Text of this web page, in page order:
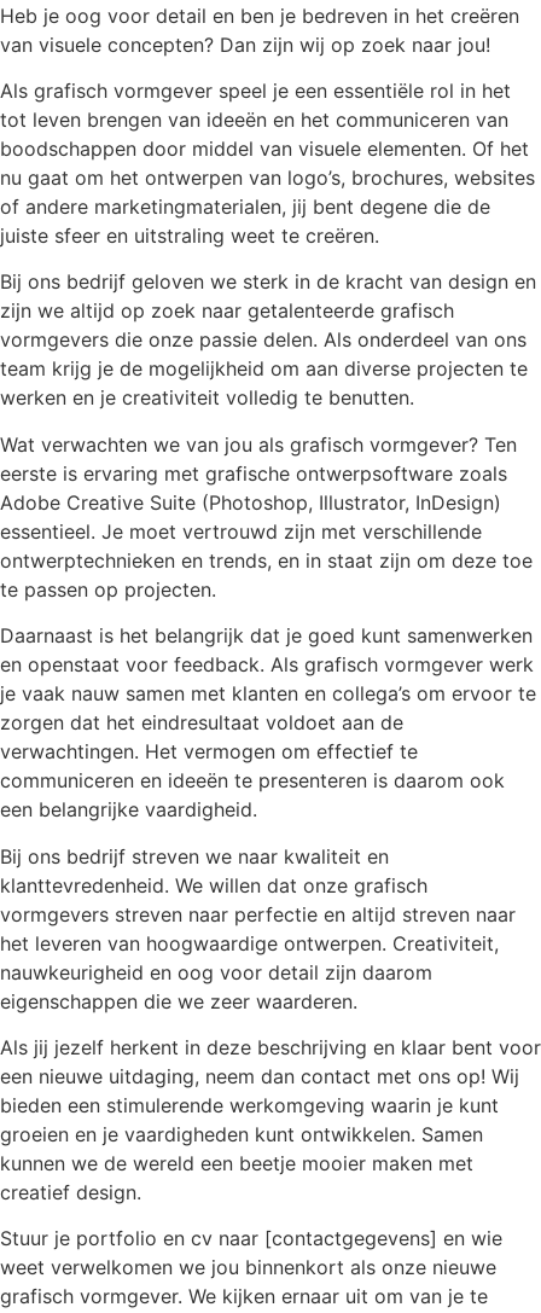
Heb je oog voor detail en ben je bedreven in het creëren
van visuele concepten? Dan zijn wij op zoek naar jou!
Als grafisch vormgever speel je een essentiële rol in het
tot leven brengen van ideeën en het communiceren van
boodschappen door middel van visuele elementen. Of het
nu gaat om het ontwerpen van logo’s, brochures, websites
of andere marketingmaterialen, jij bent degene die de
juiste sfeer en uitstraling weet te creëren.
Bij ons bedrijf geloven we sterk in de kracht van design en
zijn we altijd op zoek naar getalenteerde grafisch
vormgevers die onze passie delen. Als onderdeel van ons
team krijg je de mogelijkheid om aan diverse projecten te
werken en je creativiteit volledig te benutten.
Wat verwachten we van jou als grafisch vormgever? Ten
eerste is ervaring met grafische ontwerpsoftware zoals
Adobe Creative Suite (Photoshop, Illustrator, InDesign)
essentieel. Je moet vertrouwd zijn met verschillende
ontwerptechnieken en trends, en in staat zijn om deze toe
te passen op projecten.
Daarnaast is het belangrijk dat je goed kunt samenwerken
en openstaat voor feedback. Als grafisch vormgever werk
je vaak nauw samen met klanten en collega’s om ervoor te
zorgen dat het eindresultaat voldoet aan de
verwachtingen. Het vermogen om effectief te
communiceren en ideeën te presenteren is daarom ook
een belangrijke vaardigheid.
Bij ons bedrijf streven we naar kwaliteit en
klanttevredenheid. We willen dat onze grafisch
vormgevers streven naar perfectie en altijd streven naar
het leveren van hoogwaardige ontwerpen. Creativiteit,
nauwkeurigheid en oog voor detail zijn daarom
eigenschappen die we zeer waarderen.
Als jij jezelf herkent in deze beschrijving en klaar bent voor
een nieuwe uitdaging, neem dan contact met ons op! Wij
bieden een stimulerende werkomgeving waarin je kunt
groeien en je vaardigheden kunt ontwikkelen. Samen
kunnen we de wereld een beetje mooier maken met
creatief design.
Stuur je portfolio en cv naar [contactgegevens] en wie
weet verwelkomen we jou binnenkort als onze nieuwe
grafisch vormgever. We kijken ernaar uit om van je te